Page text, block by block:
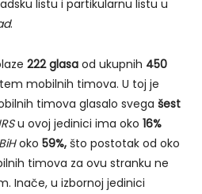
listu i partikularnu listu u
.
222 glasa od ukupnih 450
mobilnih timova. U toj je
timova glasalo svega šest
u ovoj jedinici ima oko 16%
oko 59%, što postotak od oko
timova za ovu stranku ne
Inače, u izbornoj jedinici